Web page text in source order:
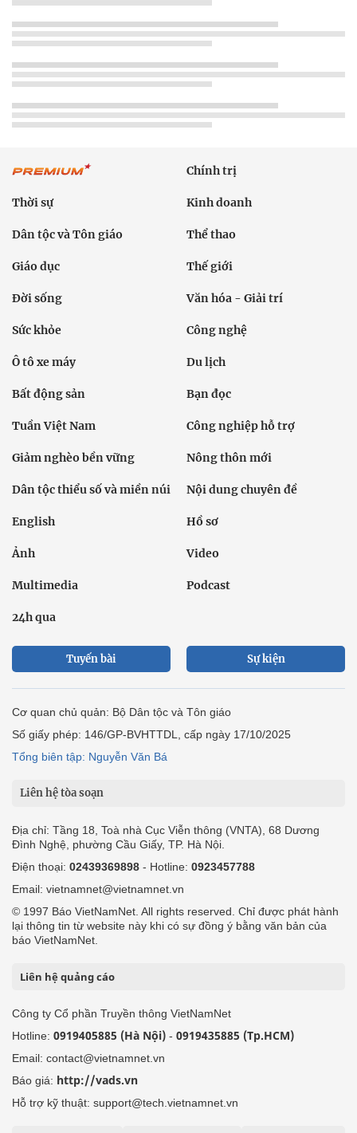
Chính trị
Thời sự Kinh doanh
Dân tộc và Tôn giáo Thể thao
Giáo dục Thế giới
Đời sống Văn hóa - Giải trí
Sức khỏe Công nghệ
Ô tô xe máy Du lịch
Bất động sản Bạn đọc
Tuần Việt Nam Công nghiệp hỗ trợ
Giảm nghèo bền vững Nông thôn mới
Dân tộc thiểu số và miền núi Nội dung chuyên đề
English Hồ sơ
Ảnh Video
Multimedia Podcast
24h qua
Tuyến bài Sự kiện
Cơ quan chủ quản: Bộ Dân tộc và Tôn giáo
Số giấy phép: 146/GP-BVHTTDL, cấp ngày 17/10/2025
Tổng biên tập: Nguyễn Văn Bá
Liên hệ tòa soạn
Địa chỉ: Tầng 18, Toà nhà Cục Viễn thông (VNTA), 68 Dương
Đình Nghệ, phường Cầu Giấy, TP. Hà Nội.
Điện thoại: 02439369898 - Hotline: 0923457788
Email: vietnamnet@vietnamnet.vn
© 1997 Báo VietNamNet. All rights reserved. Chỉ được phát hành
lại thông tin từ website này khi có sự đồng ý bằng văn bản của
báo VietNamNet.
Liên hệ quảng cáo
Công ty Cổ phần Truyền thông VietNamNet
Hotline: 0919405885 (Hà Nội) - 0919435885 (Tp.HCM)
Email: contact@vietnamnet.vn
Báo giá: http://vads.vn
Hỗ trợ kỹ thuật: support@tech.vietnamnet.vn